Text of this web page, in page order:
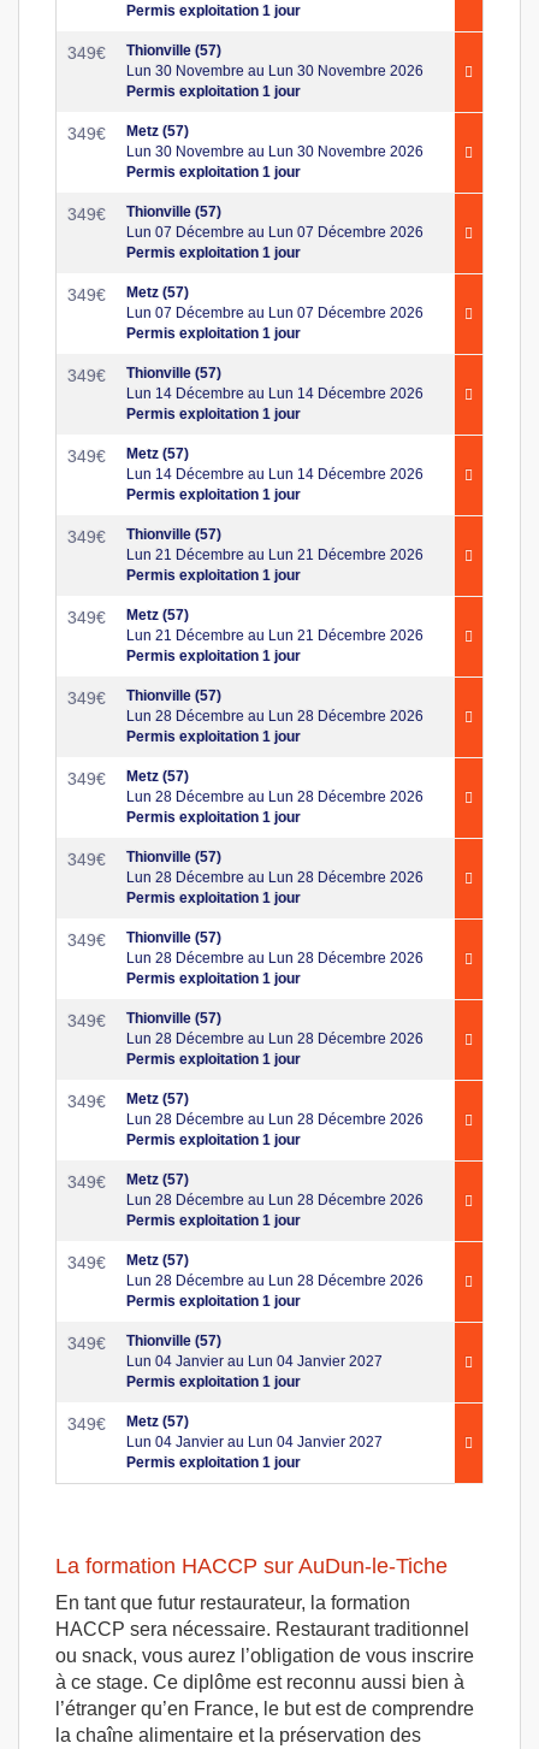
Permis exploitation 1 jour
349€
Thionville (57)
Lun 30 Novembre au Lun 30 Novembre 2026
Permis exploitation 1 jour
349€
Metz (57)
Lun 30 Novembre au Lun 30 Novembre 2026
Permis exploitation 1 jour
349€
Thionville (57)
Lun 07 Décembre au Lun 07 Décembre 2026
Permis exploitation 1 jour
349€
Metz (57)
Lun 07 Décembre au Lun 07 Décembre 2026
Permis exploitation 1 jour
349€
Thionville (57)
Lun 14 Décembre au Lun 14 Décembre 2026
Permis exploitation 1 jour
349€
Metz (57)
Lun 14 Décembre au Lun 14 Décembre 2026
Permis exploitation 1 jour
349€
Thionville (57)
Lun 21 Décembre au Lun 21 Décembre 2026
Permis exploitation 1 jour
349€
Metz (57)
Lun 21 Décembre au Lun 21 Décembre 2026
Permis exploitation 1 jour
349€
Thionville (57)
Lun 28 Décembre au Lun 28 Décembre 2026
Permis exploitation 1 jour
349€
Metz (57)
Lun 28 Décembre au Lun 28 Décembre 2026
Permis exploitation 1 jour
349€
Thionville (57)
Lun 28 Décembre au Lun 28 Décembre 2026
Permis exploitation 1 jour
349€
Thionville (57)
Lun 28 Décembre au Lun 28 Décembre 2026
Permis exploitation 1 jour
349€
Thionville (57)
Lun 28 Décembre au Lun 28 Décembre 2026
Permis exploitation 1 jour
349€
Metz (57)
Lun 28 Décembre au Lun 28 Décembre 2026
Permis exploitation 1 jour
349€
Metz (57)
Lun 28 Décembre au Lun 28 Décembre 2026
Permis exploitation 1 jour
349€
Metz (57)
Lun 28 Décembre au Lun 28 Décembre 2026
Permis exploitation 1 jour
349€
Thionville (57)
Lun 04 Janvier au Lun 04 Janvier 2027
Permis exploitation 1 jour
349€
Metz (57)
Lun 04 Janvier au Lun 04 Janvier 2027
Permis exploitation 1 jour
La formation HACCP sur AuDun-le-Tiche
En tant que futur restaurateur, la formation
HACCP sera nécessaire. Restaurant traditionnel
ou snack, vous aurez l’obligation de vous inscrire
à ce stage. Ce diplôme est reconnu aussi bien à
l’étranger qu’en France, le but est de comprendre
la chaîne alimentaire et la préservation des